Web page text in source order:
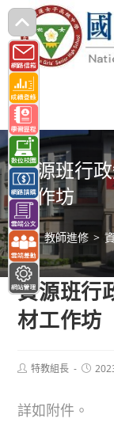
跳
轉
至
主
要
內
容 資源班行
工作坊
> 教師進修 >
資源班行
材工作坊
Post特教組長
Post
詳如附件。